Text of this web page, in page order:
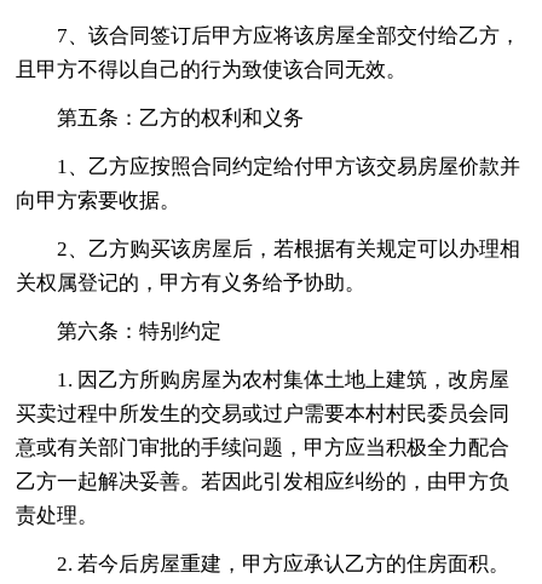
7、该合同签订后甲方应将该房屋全部交付给乙方，
且甲方不得以自己的行为致使该合同无效。
第五条：乙方的权利和义务
1、乙方应按照合同约定给付甲方该交易房屋价款并
向甲方索要收据。
2、乙方购买该房屋后，若根据有关规定可以办理相
关权属登记的，甲方有义务给予协助。
第六条：特别约定
1. 因乙方所购房屋为农村集体土地上建筑，改房屋
买卖过程中所发生的交易或过户需要本村村民委员会同
意或有关部门审批的手续问题，甲方应当积极全力配合
乙方一起解决妥善。若因此引发相应纠纷的，由甲方负
责处理。
2. 若今后房屋重建，甲方应承认乙方的住房面积。